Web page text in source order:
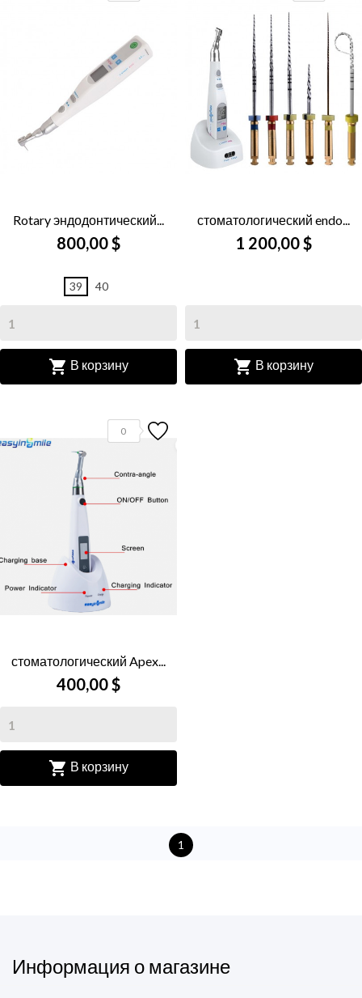
Rotary эндодонтический...
800,00 $
39 40
 В корзину
стоматологический endo...
1 200,00 $
 В корзину
0
стоматологический Apex...
400,00 $
 В корзину
1
Информация о магазине